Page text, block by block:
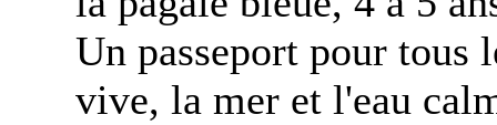
Un passeport pour tous
vive, la mer et l'eau